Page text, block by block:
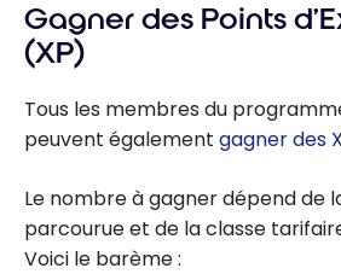
Gagner des Points
(XP)
Tous les membres du
peuvent également gagner des
Le nombre à gagner dépend de
parcourue et de la classe
Voici le barème :